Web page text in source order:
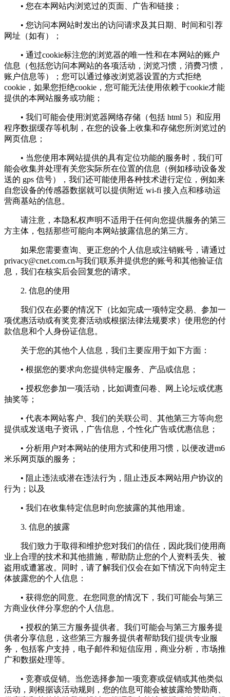
• 您在本网站内浏览过的页面、广告和链接；
• 您访问本网站时发出的访问请求及其日期、时间和引荐
网址（如有）；
• 通过cookie标注您的浏览器的唯一性和在本网站的账户
信息（包括您访问本网站的各项活动，浏览习惯，消费习惯，
账户信息等）；您可以通过修改浏览器设置的方式拒绝
cookie，如果您拒绝cookie，您可能无法使用依赖于cookie才能
提供的本网站服务或功能；
• 我们可能会使用浏览器网络存储（包括 html 5）和应用
程序数据缓存等机制，在您的设备上收集和存储您所浏览过的
网页信息；
• 当您使用本网站提供的具有定位功能的服务时，我们可
能会收集并处理有关您实际所在位置的信息（例如移动设备发
送的 gps 信号），我们还可能使用各种技术进行定位，例如来
自您设备的传感器数据就可以提供附近 wi-fi 接入点和移动运
营商基站的信息。
请注意，本隐私权声明不适用于任何向您提供服务的第三
方主体，包括那些可能向本网站披露信息的第三方。
如果您需要查询、更正您的个人信息或注销账号，请通过
privacy@cnet.com.cn与我们联系并提供您的账号和其他验证信
息，我们在核实后会回复您的请求。
2. 信息的使用
我们仅在必要的情况下（比如完成一项特定交易、参加一
项优惠活动或有奖竞赛活动或根据法律法规要求）使用您的付
款信息和个人身份证信息。
关于您的其他个人信息，我们主要应用于如下方面：
• 根据您的要求向您提供特定服务、产品或信息；
• 授权您参加一项活动，比如调查问卷、网上论坛或优惠
抽奖等；
• 代表本网站客户、我们的关联公司、其他第三方等向您
提供或发送电子资讯，广告信息，个性化广告或优惠信息；
• 分析用户对本网站的使用方式和使用习惯，以便改进m6
米乐网页版的服务；
• 阻止违法或潜在违法行为，阻止违反本网站用户协议的
行为；以及
• 我们在收集特定信息时向您披露的其他用途。
3. 信息的披露
我们致力于取得和维护您对我们的信任，因此我们使用商
业上合理的技术和其他措施，帮助防止您的个人资料丢失、被
盗用或遭篡改。同时，请了解我们仅会在如下情况下向特定主
体披露您的个人信息：
• 获得您的同意。在您同意的情况下，我们可能会与第三
方商业伙伴分享您的个人信息。
• 授权的第三方服务提供者。我们可能会与第三方服务提
供者分享信息，这些第三方服务提供者帮助我们提供专业服
务，包括客户支持，电子邮件和短信应用，商业分析，市场推
广和数据处理等。
• 竞赛或促销。当您选择参加一项竞赛或促销或其他类似
活动，则根据该活动规则，您的信息可能会被披露给赞助商、